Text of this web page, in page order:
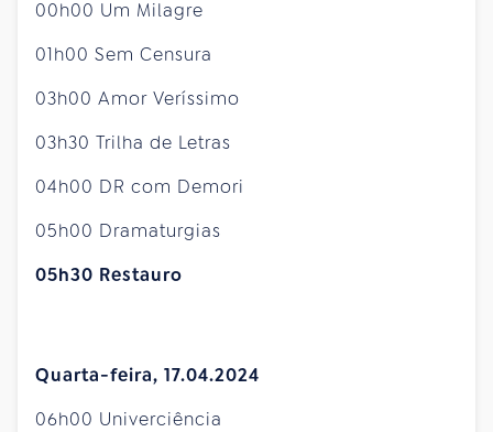
00h00 Um Milagre
01h00 Sem Censura
03h00 Amor Veríssimo
03h30 Trilha de Letras
04h00 DR com Demori
05h00 Dramaturgias
05h30 Restauro
Quarta-feira, 17.04.2024
06h00 Univerciência